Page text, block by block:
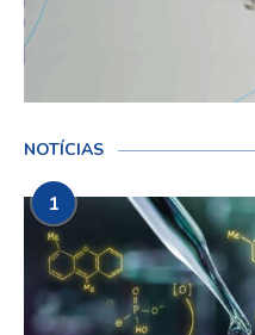
NOTÍCIAS
1